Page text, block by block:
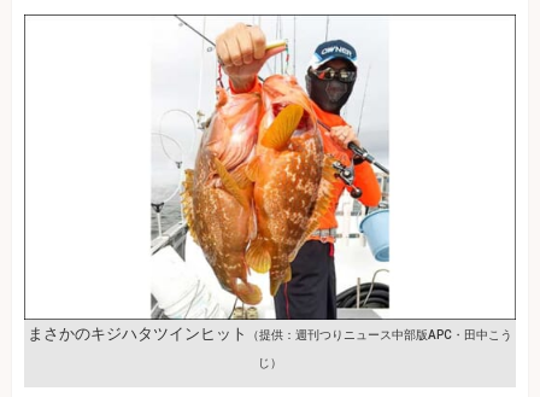
まさかのキジハタツインヒット （提供：週刊つりニュース中部版APC・田中こう
じ）